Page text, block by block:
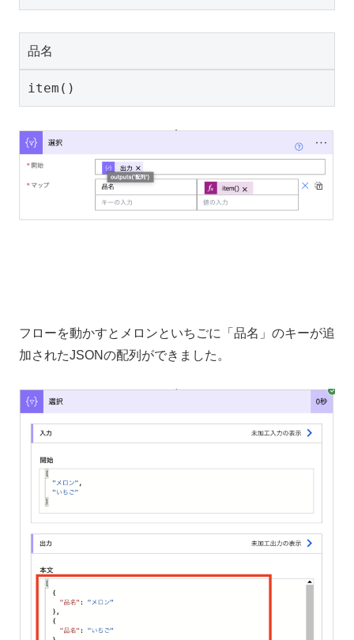
品名
item()
フローを動かすとメロンといちごに「品名」のキーが追
加されたJSONの配列ができました。